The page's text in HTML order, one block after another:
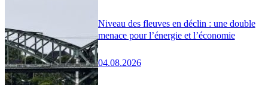
Niveau des fleuves en déclin : une double
menace pour l’énergie et l’économie
04.08.2026